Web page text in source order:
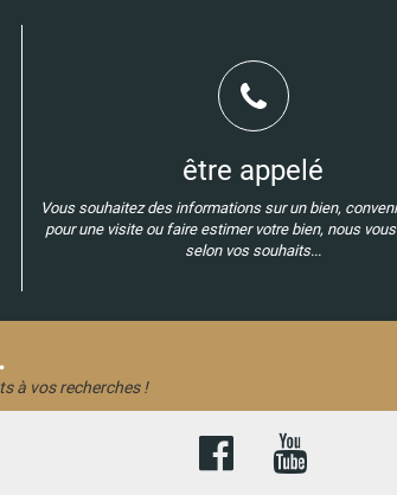
être appelé
Vous souhaitez des informations sur un bien,
pour une visite ou faire estimer votre bien, nous
selon vos souhaits...
à vos recherches !